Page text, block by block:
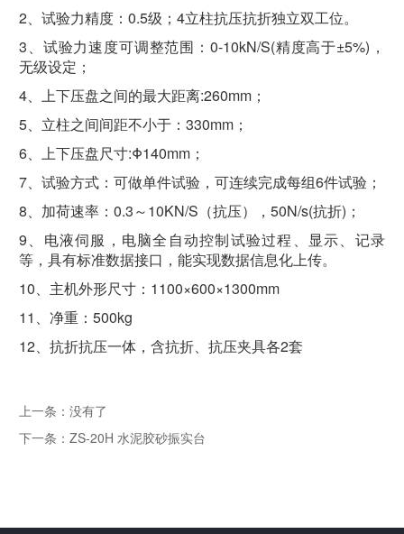
2、试验力精度：0.5级；4立柱抗压抗折独立双工位。
3、试验力速度可调整范围：0-10kN/S(精度高于±5%)，
无级设定；
4、上下压盘之间的最大距离:260mm；
5、立柱之间间距不小于：330mm；
6、上下压盘尺寸:Φ140mm；
7、试验方式：可做单件试验，可连续完成每组6件试验；
8、加荷速率：0.3～10KN/S（抗压），50N/s(抗折)；
9、电液伺服，电脑全自动控制试验过程、显示、记录
等，具有标准数据接口，能实现数据信息化上传。
10、主机外形尺寸：1100×600×1300mm
11、净重：500kg
12、抗折抗压一体，含抗折、抗压夹具各2套
上一条：没有了
下一条：ZS-20H 水泥胶砂振实台